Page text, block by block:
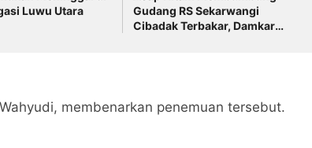
Luwu Utara
Gudang RS Sekarwangi
Cibadak Terbakar, Damkar
membenarkan penemuan tersebut.